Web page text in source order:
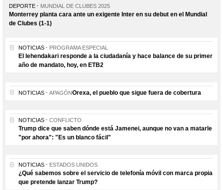
DEPORTE MUNDIAL DE CLUBES 2025
Monterrey planta cara ante un exigente Inter en su debut en el Mundial
de Clubes (1-1)
NOTICIAS PROGRAMA ESPECIAL
El lehendakari responde a la ciudadanía y hace balance de su primer
año de mandato, hoy, en ETB2
NOTICIAS APAGÓNOrexa, el pueblo que sigue fuera de cobertura
NOTICIAS CONFLICTO
Trump dice que saben dónde está Jamenei, aunque no van a matarle
"por ahora": "Es un blanco fácil"
NOTICIAS ESTADOS UNIDOS
¿Qué sabemos sobre el servicio de telefonía móvil con marca propia
que pretende lanzar Trump?